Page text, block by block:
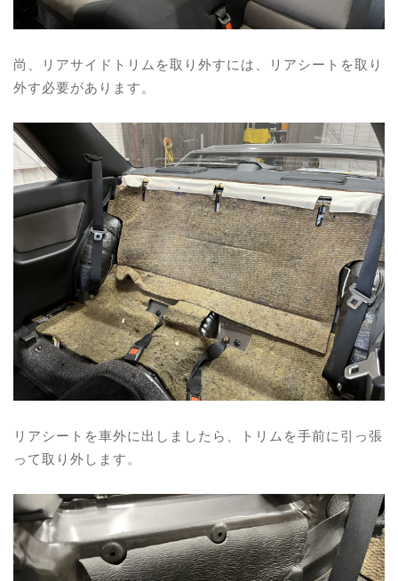
尚、リアサイドトリムを取り外すには、リアシートを取り
外す必要があります。
リアシートを車外に出しましたら、トリムを手前に引っ張
って取り外します。